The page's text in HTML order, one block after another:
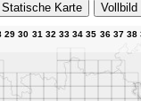
Statische Karte Vollbild